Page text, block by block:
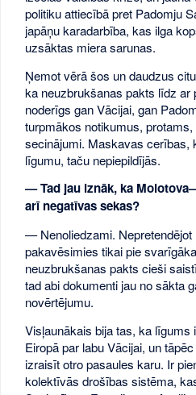
politiku attiecībā pret Padomju
japāņu karadarbība, kas ilga
uzsāktas miera sarunas.
Ņemot vērā šos un daudzus
ka neuzbrukšanas pakts līdz ar
noderīgs gan Vācijai, gan
turpmākos notikumus,
secinājumi. Maskavas cerības,
līgumu, taču nepiepildījās.
— Tad jau iznāk, ka
arī negatīvas sekas?
— Nenoliedzami. Nepretendējot
pakavēsimies tikai pie
neuzbrukšanas pakts cieši
tad abi dokumenti jau no sākta
novērtējumu.
Visļaunākais bija tas, ka
Eiropā par labu Vācijai, un
izraisīt otro pasaules karu. Ir
kolektīvās drošības sistēma,